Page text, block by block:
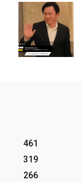
461
319
266